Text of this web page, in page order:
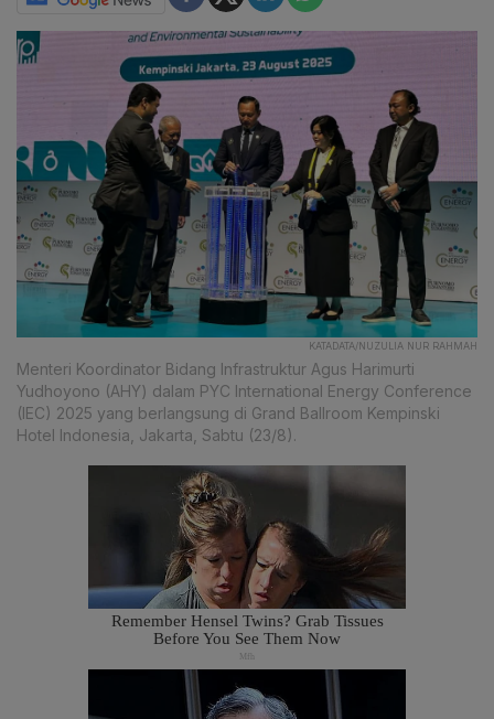
KATADATA/NUZULIA NUR RAHMAH
Menteri Koordinator Bidang Infrastruktur Agus Harimurti
Yudhoyono (AHY) dalam PYC International Energy Conference
(IEC) 2025 yang berlangsung di Grand Ballroom Kempinski
Hotel Indonesia, Jakarta, Sabtu (23/8).